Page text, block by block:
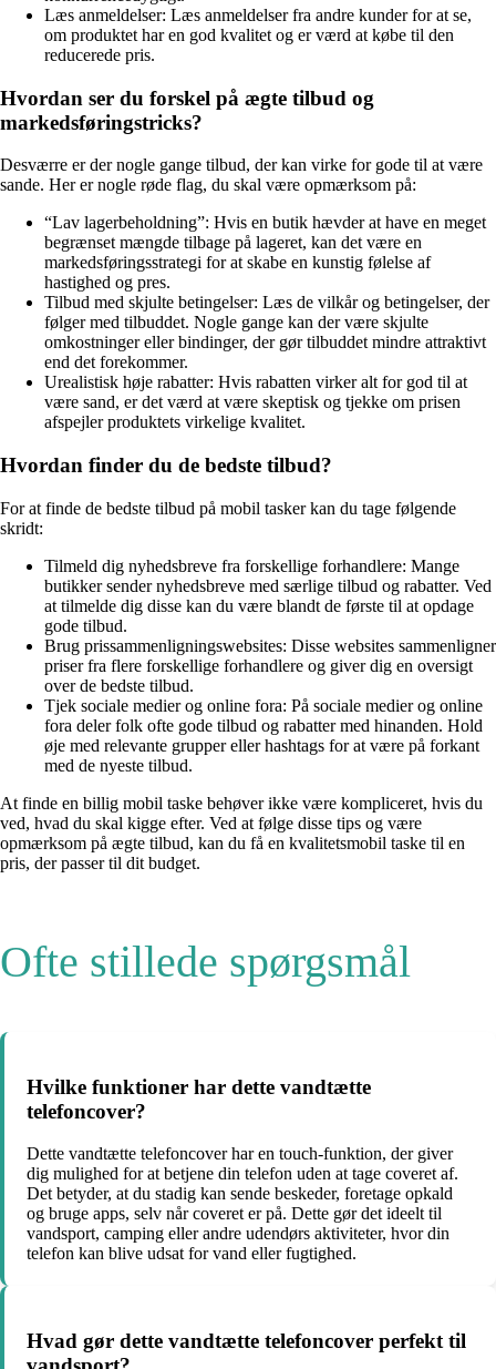
Læs anmeldelser: Læs anmeldelser fra andre kunder for at se,
om produktet har en god kvalitet og er værd at købe til den
reducerede pris.
Hvordan ser du forskel på ægte tilbud og
markedsføringstricks?
Desværre er der nogle gange tilbud, der kan virke for gode til at være
sande. Her er nogle røde flag, du skal være opmærksom på:
“Lav lagerbeholdning”: Hvis en butik hævder at have en meget
begrænset mængde tilbage på lageret, kan det være en
markedsføringsstrategi for at skabe en kunstig følelse af
hastighed og pres.
Tilbud med skjulte betingelser: Læs de vilkår og betingelser, der
følger med tilbuddet. Nogle gange kan der være skjulte
omkostninger eller bindinger, der gør tilbuddet mindre attraktivt
end det forekommer.
Urealistisk høje rabatter: Hvis rabatten virker alt for god til at
være sand, er det værd at være skeptisk og tjekke om prisen
afspejler produktets virkelige kvalitet.
Hvordan finder du de bedste tilbud?
For at finde de bedste tilbud på mobil tasker kan du tage følgende
skridt:
Tilmeld dig nyhedsbreve fra forskellige forhandlere: Mange
butikker sender nyhedsbreve med særlige tilbud og rabatter. Ved
at tilmelde dig disse kan du være blandt de første til at opdage
gode tilbud.
Brug prissammenligningswebsites: Disse websites sammenligner
priser fra flere forskellige forhandlere og giver dig en oversigt
over de bedste tilbud.
Tjek sociale medier og online fora: På sociale medier og online
fora deler folk ofte gode tilbud og rabatter med hinanden. Hold
øje med relevante grupper eller hashtags for at være på forkant
med de nyeste tilbud.
At finde en billig mobil taske behøver ikke være kompliceret, hvis du
ved, hvad du skal kigge efter. Ved at følge disse tips og være
opmærksom på ægte tilbud, kan du få en kvalitetsmobil taske til en
pris, der passer til dit budget.
Ofte stillede spørgsmål
Hvilke funktioner har dette vandtætte
telefoncover?
Dette vandtætte telefoncover har en touch-funktion, der giver
dig mulighed for at betjene din telefon uden at tage coveret af.
Det betyder, at du stadig kan sende beskeder, foretage opkald
og bruge apps, selv når coveret er på. Dette gør det ideelt til
vandsport, camping eller andre udendørs aktiviteter, hvor din
telefon kan blive udsat for vand eller fugtighed.
Hvad gør dette vandtætte telefoncover perfekt til